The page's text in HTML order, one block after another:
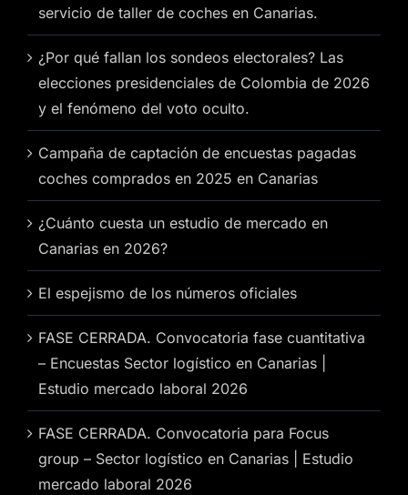
servicio de taller de coches en Canarias.
¿Por qué fallan los sondeos electorales? Las
elecciones presidenciales de Colombia de 2026
y el fenómeno del voto oculto.
Campaña de captación de encuestas pagadas
coches comprados en 2025 en Canarias
¿Cuánto cuesta un estudio de mercado en
Canarias en 2026?
El espejismo de los números oficiales
FASE CERRADA. Convocatoria fase cuantitativa
– Encuestas Sector logístico en Canarias |
Estudio mercado laboral 2026
FASE CERRADA. Convocatoria para Focus
group – Sector logístico en Canarias | Estudio
mercado laboral 2026